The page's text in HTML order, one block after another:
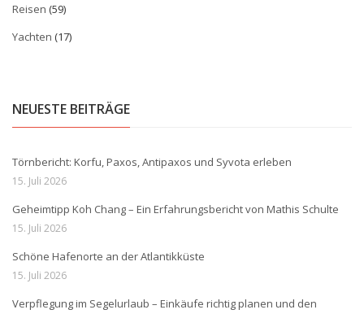
Reisen (59)
Yachten (17)
NEUESTE BEITRÄGE
Törnbericht: Korfu, Paxos, Antipaxos und Syvota erleben
15. Juli 2026
Geheimtipp Koh Chang – Ein Erfahrungsbericht von Mathis Schulte
15. Juli 2026
Schöne Hafenorte an der Atlantikküste
15. Juli 2026
Verpflegung im Segelurlaub – Einkäufe richtig planen und den